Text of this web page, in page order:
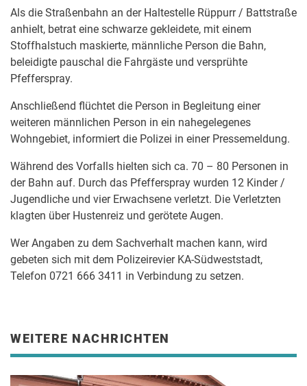
Als die Straßenbahn an der Haltestelle Rüppurr / Battstraße
anhielt, betrat eine schwarze gekleidete, mit einem
Stoffhalstuch maskierte, männliche Person die Bahn,
beleidigte pauschal die Fahrgäste und versprühte
Pfefferspray.
Anschließend flüchtet die Person in Begleitung einer
weiteren männlichen Person in ein nahegelegenes
Wohngebiet, informiert die Polizei in einer Pressemeldung.
Während des Vorfalls hielten sich ca. 70 – 80 Personen in
der Bahn auf. Durch das Pfefferspray wurden 12 Kinder /
Jugendliche und vier Erwachsene verletzt. Die Verletzten
klagten über Hustenreiz und gerötete Augen.
Wer Angaben zu dem Sachverhalt machen kann, wird
gebeten sich mit dem Polizeirevier KA-Südweststadt,
Telefon 0721 666 3411 in Verbindung zu setzen.
WEITERE NACHRICHTEN